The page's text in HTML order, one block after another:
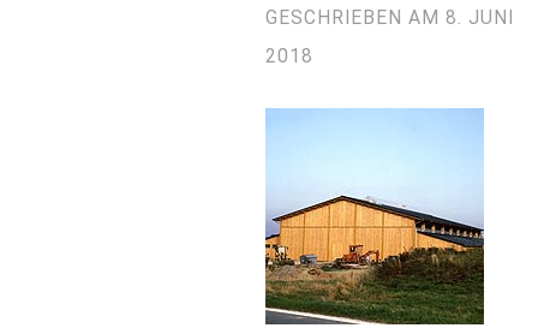
GESCHRIEBEN AM8. JUNI
2018